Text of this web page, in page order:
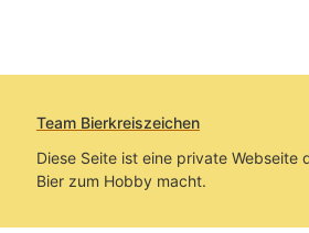
Team Bierkreiszeichen
Diese Seite ist eine private Webseite
Bier zum Hobby macht.